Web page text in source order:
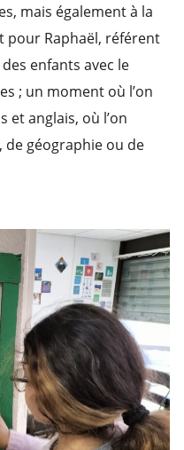
mais également à la
pour Raphaël, référent
enfants avec le
; un moment où l’on
et anglais, où l’on
de géographie ou de